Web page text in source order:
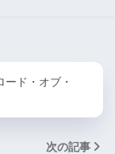
ド・オブ・
次の記事